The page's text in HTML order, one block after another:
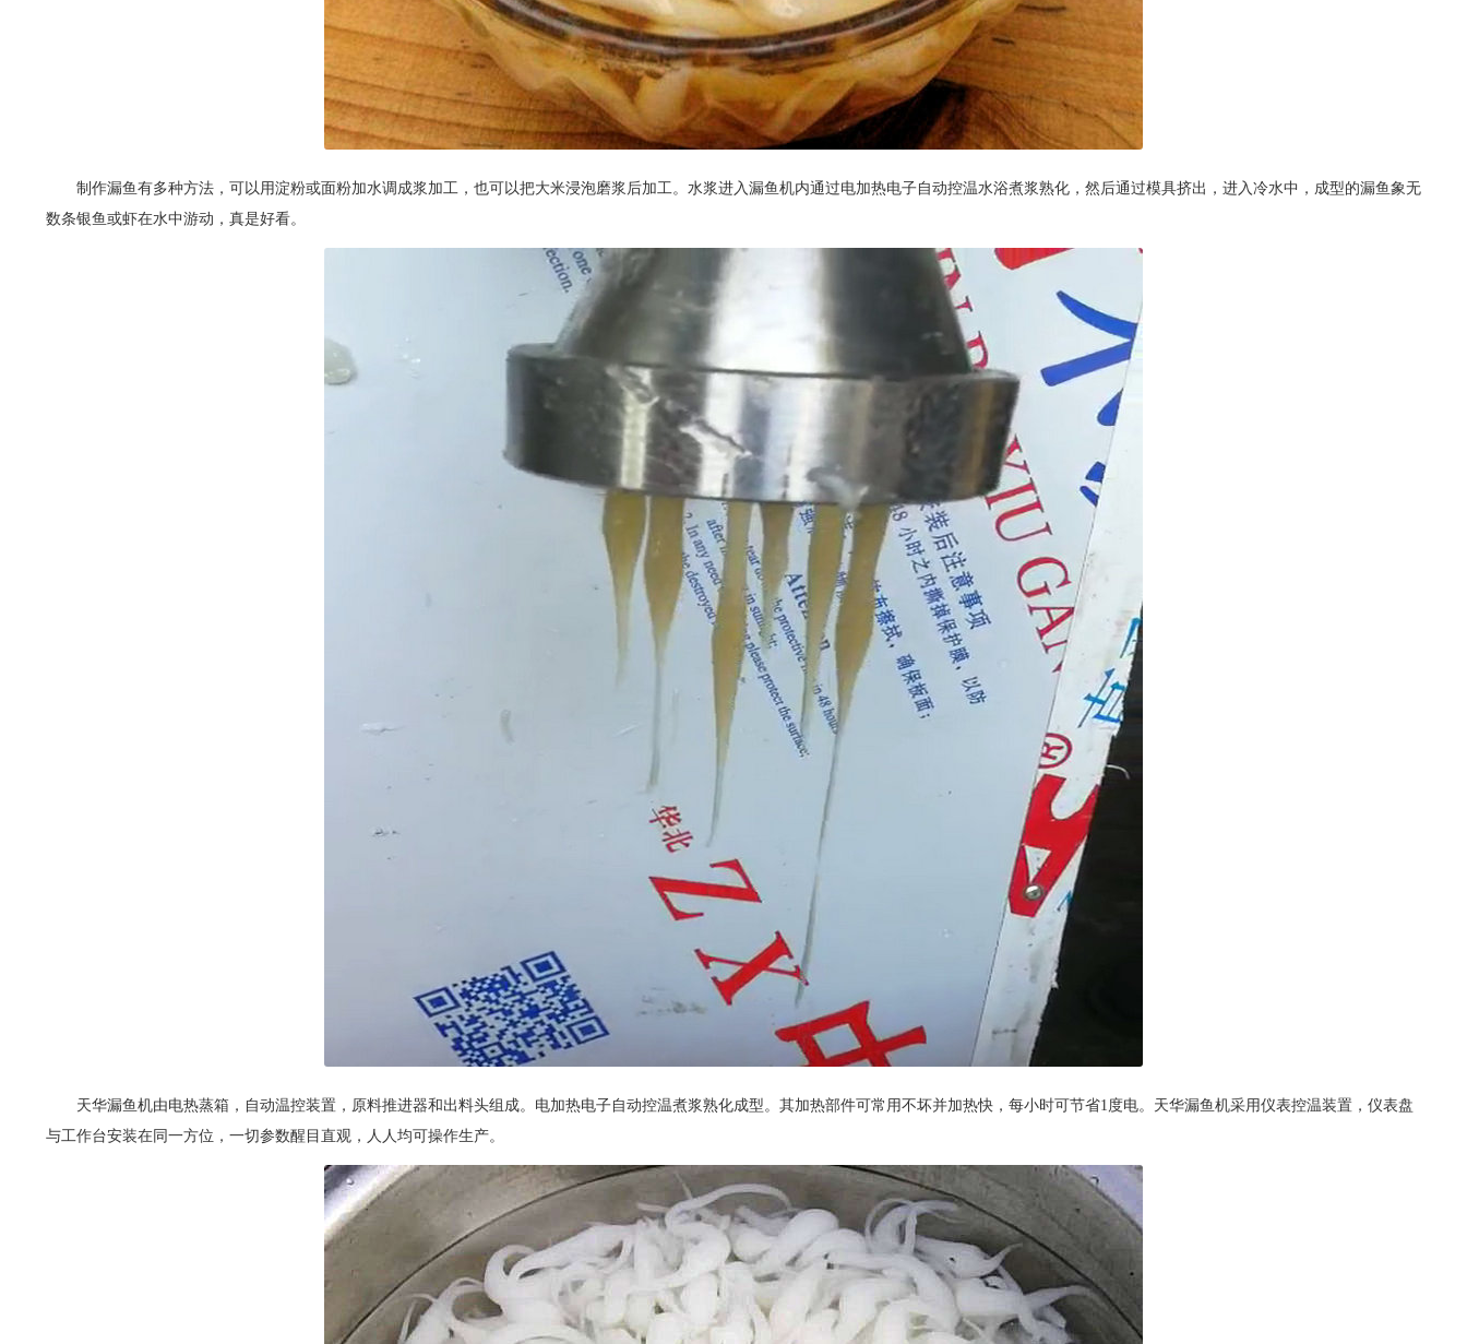
制作漏鱼有多种方法，可以用淀粉或面粉加水调成浆加工，也可以把大米浸泡磨浆后加工。水浆进入漏鱼机内通过电加热电子自动控温水浴煮浆熟化，然后通过模具挤出，进入冷水中，成型的漏鱼象无
数条银鱼或虾在水中游动，真是好看。
天华漏鱼机由电热蒸箱，自动温控装置，原料推进器和出料头组成。电加热电子自动控温煮浆熟化成型。其加热部件可常用不坏并加热快，每小时可节省1度电。天华漏鱼机采用仪表控温装置，仪表盘
与工作台安装在同一方位，一切参数醒目直观，人人均可操作生产。